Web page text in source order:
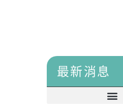
最新消息